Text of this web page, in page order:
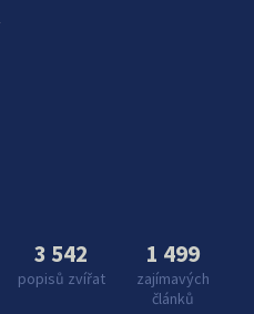
3 542
popisů zvířat
1 499
zajímavých
článků